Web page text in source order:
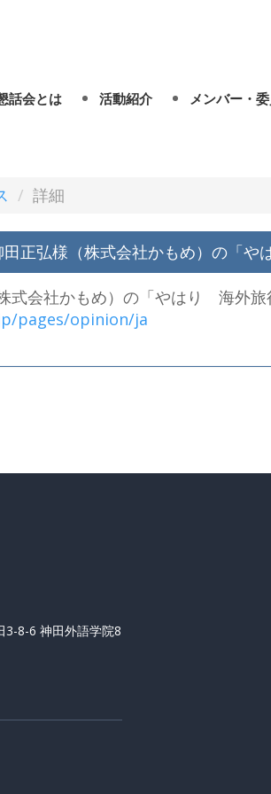
話会とは 活動紹介 メンバー・
委員会
詳細
田正弘様（株式会社かもめ）の「
式会社かもめ）の「やはり 海外
pages/opinion/ja
3-8-6 神田外語学院8